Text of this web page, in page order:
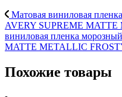
Матовая виниловая
AVERY SUPREME
виниловая пленка
MATTE METALLIC
Похожие товары